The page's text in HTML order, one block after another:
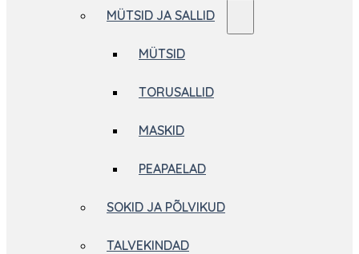
MÜTSID JA SALLID
MÜTSID
TORUSALLID
MASKID
PEAPAELAD
SOKID JA PÕLVIKUD
TALVEKINDAD